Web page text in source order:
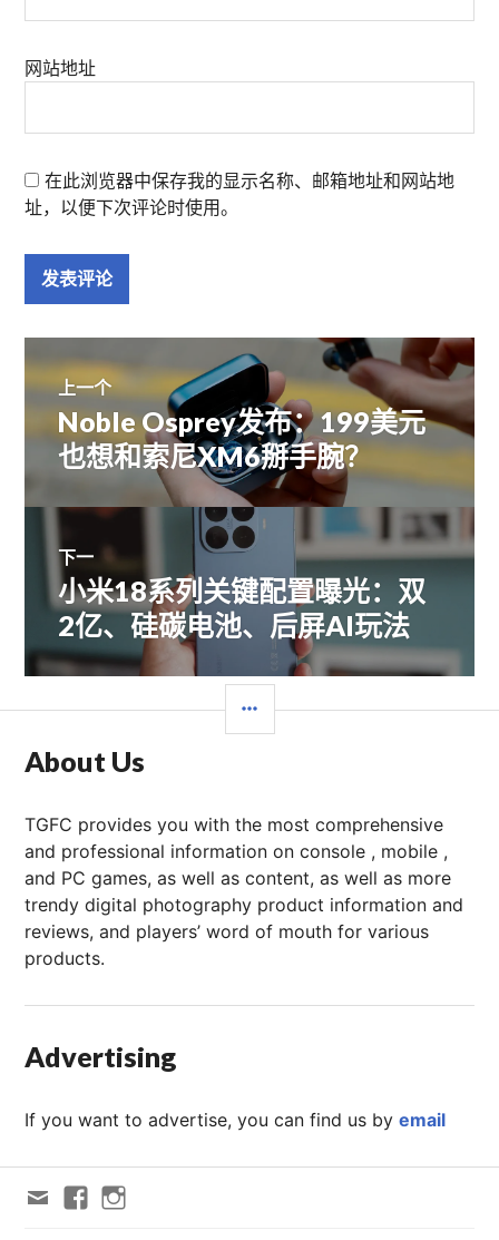
网站地址
在此浏览器中保存我的显示名称、邮箱地址和网站地
址，以便下次评论时使用。
文
章
导
航
上一个
上
篇
文
Noble Osprey发布：199美元
也想和索尼XM6掰手腕？
下一
下
篇
文
章：
小米18系列关键配置曝光：双
2亿、硅碳电池、后屏AI玩法
栏
About Us
TGFC provides you with the most comprehensive
and professional information on console , mobile ,
and PC games, as well as content, as well as more
trendy digital photography product information and
reviews, and players’ word of mouth for various
products.
Advertising
If you want to advertise, you can find us byemail
Email FACEBOOK